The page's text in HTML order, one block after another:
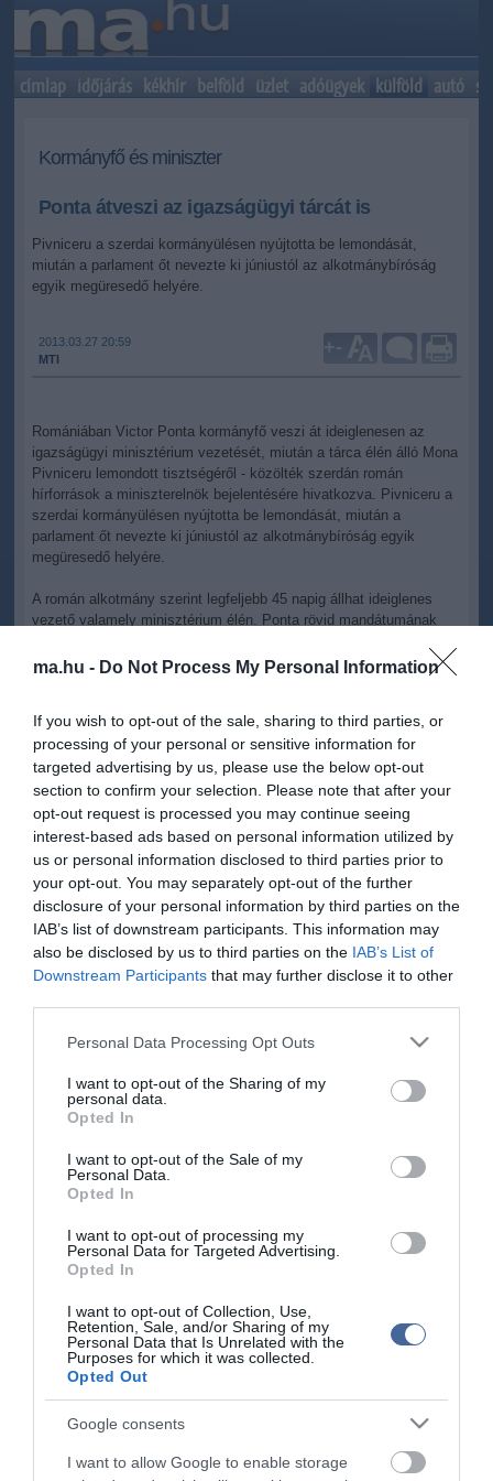
ma.hu - Do Not Process My Personal Information
If you wish to opt-out of the sale, sharing to third parties, or
processing of your personal or sensitive information for
targeted advertising by us, please use the below opt-out
section to confirm your selection. Please note that after your
opt-out request is processed you may continue seeing
interest-based ads based on personal information utilized by
us or personal information disclosed to third parties prior to
your opt-out. You may separately opt-out of the further
disclosure of your personal information by third parties on the
IAB’s list of downstream participants. This information may
also be disclosed by us to third parties on the IAB’s List of
Downstream Participants that may further disclose it to other
Please note that this website/app uses one or more Google
not limited to your visit or usage behaviour. You may click to
grant or deny consent to Google and its third-party tags to
use your data for below specified purposes in below Google
consent section.
Personal Data Processing Opt Outs
I want to opt-out of the Sharing of my
personal data.
Opted In
I want to opt-out of the Sale of my
Personal Data.
Opted In
I want to opt-out of processing my
Personal Data for Targeted Advertising.
Opted In
I want to opt-out of Collection, Use,
Retention, Sale, and/or Sharing of my
Personal Data that Is Unrelated with the
Purposes for which it was collected.
Opted Out
Google consents
I want to allow Google to enable storage
címlap időjárás kékhír belföld üzlet adóügyek külföld autó
Kormányfő és miniszter
Ponta átveszi az igazságügyi tárcát is
Pivniceru a szerdai kormányülésen nyújtotta be lemondását,
miután a parlament őt nevezte ki júniustól az alkotmánybíróság
egyik megüresedő helyére.
2013.03.27 20:59
MTI
+-
Romániában Victor Ponta kormányfő veszi át ideiglenesen az
igazságügyi minisztérium vezetését, miután a tárca élén álló Mona
Pivniceru lemondott tisztségéről - közölték szerdán román
hírforrások a miniszterelnök bejelentésére hivatkozva. Pivniceru a
szerdai kormányülésen nyújtotta be lemondását, miután a
parlament őt nevezte ki júniustól az alkotmánybíróság egyik
megüresedő helyére.
A román alkotmány szerint legfeljebb 45 napig állhat ideiglenes
vezető valamely minisztérium élén. Ponta rövid mandátumának
betöltetlen legfőbb ügyészi és korrupcióellenes főügyészi posztra,
akiket Traian Basescu államfő is elfogad.
Kapcsolódó írások:
Túlreagáljuk Ponta csúnya beszólását?
Ponta elítéli a magyar zászló égetését
Ponta: ő nem Orbán Viktor!
Figyelem! A cikkhez hozzáfűzött hozzászólások nem ama.hunetwork nézeteit
kommenteket nem tudja befolyásolni - azok az olvasók személyes véleményét
Kérjük, kulturáltan, mások személyiségi jogainak és jó hírnevének tiszteletben
tartásával kommenteljenek!
ma.hu legfrissebb hírei:
egy útdíjrendszeres ügylet felülvizsgálata után
Saját életét is kockára tette a magyar erdész, hogy
megállítsa a tüzet
Második világháborús MG-42 géppuskát emeltek ki a
keretszerződését